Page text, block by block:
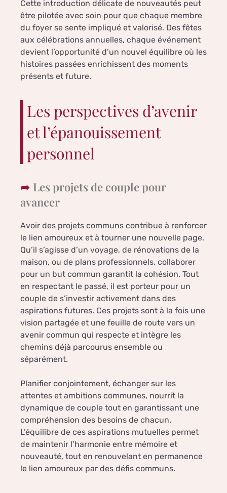
Cette introduction délicate de nouveautés peut
être pilotée avec soin pour que chaque membre
du foyer se sente impliqué et valorisé. Des fêtes
aux célébrations annuelles, chaque événement
devient l’opportunité d’un nouvel équilibre où les
histoires passées enrichissent des moments
présents et future.
Les perspectives d’avenir
et l’épanouissement
personnel
Les projets de couple pour
avancer
Avoir des projets communs contribue à renforcer
le lien amoureux et à tourner une nouvelle page.
Qu’il s’agisse d’un voyage, de rénovations de la
maison, ou de plans professionnels, collaborer
pour un but commun garantit la cohésion. Tout
en respectant le passé, il est porteur pour un
couple de s’investir activement dans des
aspirations futures. Ces projets sont à la fois une
vision partagée et une feuille de route vers un
avenir commun qui respecte et intègre les
chemins déjà parcourus ensemble ou
séparément.
Planifier conjointement, échanger sur les
attentes et ambitions communes, nourrit la
dynamique de couple tout en garantissant une
compréhension des besoins de chacun.
L’équilibre de ces aspirations mutuelles permet
de maintenir l’harmonie entre mémoire et
nouveauté, tout en renouvelant en permanence
le lien amoureux par des défis communs.